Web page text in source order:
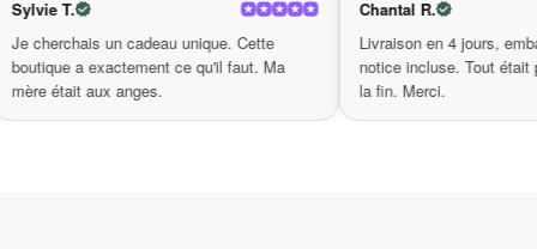
Plus qu’un simple accessoire, lebracelet sept chakrasest une
déclaration de style et de spiritualité. Chaque fois que vous le
mettez, vous vous engagez envers votre bien-être personnel et
la
Sylvie T.
Je cherchais un cadeau unique. Cette
boutique a exactement ce qu'il faut. Ma
mère était aux anges.
Chantal R.
Livraison en 4
notice incluse.
la fin. Merci.